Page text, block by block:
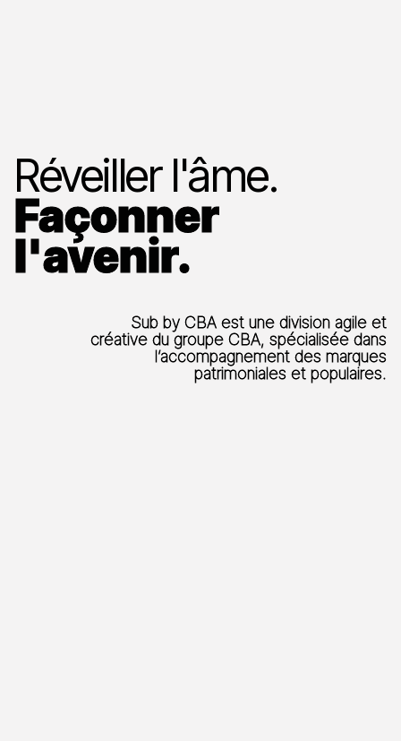
Réveiller l'âme.
Façonner
l'avenir.
Sub by CBA est une division agile et
créative du groupe CBA, spécialisée dans
l’accompagnement des marques
patrimoniales et populaires.